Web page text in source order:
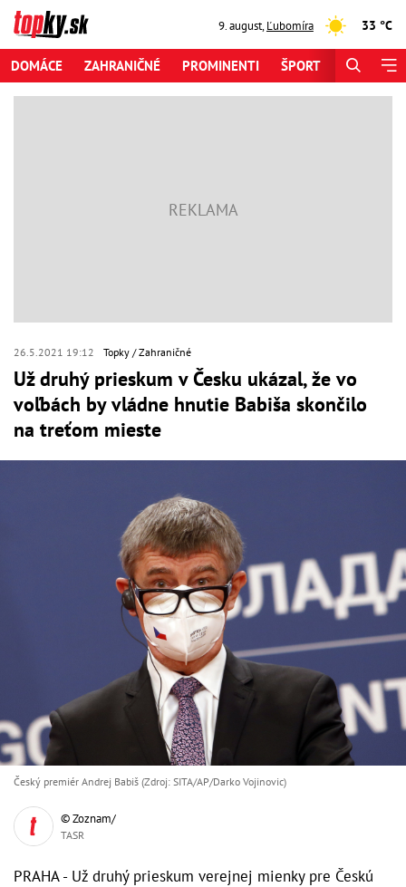
9. august,Ľubomíra 33 °C
DOMÁCE ZAHRANIČNÉ PROMINENTI ŠPORT
26.5.2021 19:12 Topky Zahraničné
Už druhý prieskum v Česku ukázal, že vo
voľbách by vládne hnutie Babiša skončilo
na treťom mieste
Český premiér Andrej Babiš (Zdroj: SITA/AP/Darko Vojinovic)
© Zoznam/
TASR
PRAHA - Už druhý prieskum verejnej mienky pre Českú